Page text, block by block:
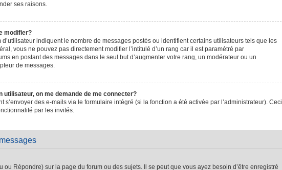
ses raisons.
modifier?
indiquent le nombre de messages postés ou identifient certains utilisateurs tels que les
vous ne pouvez pas directement modifier l’intitulé d’un rang car il est paramétré par
en postant des messages dans le seul but d’augmenter votre rang, un modérateur ou un
de messages.
utilisateur, on me demande de me connecter?
s’envoyer des e-mails via le formulaire intégré (si la fonction a été activée par l’administrateur). Ceci
par les invités.
Répondre) sur la page du forum ou des sujets. Il se peut que vous ayez besoin d’être enregistré